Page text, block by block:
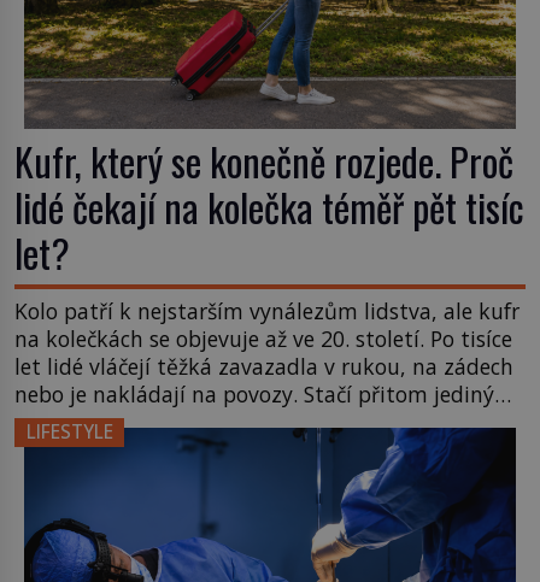
Kufr, který se konečně rozjede. Proč
lidé čekají na kolečka téměř pět tisíc
let?
Kolo patří k nejstarším vynálezům lidstva, ale kufr
na kolečkách se objevuje až ve 20. století. Po tisíce
let lidé vláčejí těžká zavazadla v rukou, na zádech
nebo je nakládají na povozy. Stačí přitom jediný
nápad, připevnit ke kufru kolečka. Jenže právě ten
nikdo dlouho nedostane. Až jednou se na letišti
LIFESTYLE